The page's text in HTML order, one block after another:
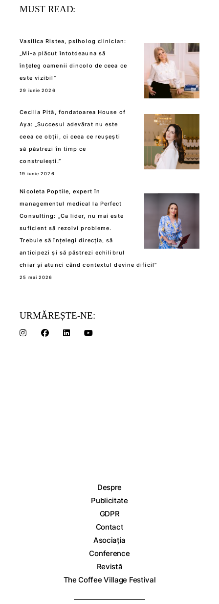
MUST READ:
Vasilica Ristea, psiholog clinician:
„Mi-a plăcut întotdeauna să
înțeleg oamenii dincolo de ceea ce
este vizibil”
29 iunie 2026
Cecilia Pită, fondatoarea House of
Aya: „Succesul adevărat nu este
ceea ce obții, ci ceea ce reușești
să păstrezi în timp ce
construiești.”
19 iunie 2026
Nicoleta Poptile, expert în
managementul medical la Perfect
Consulting: „Ca lider, nu mai este
suficient să rezolvi probleme.
Trebuie să înțelegi direcția, să
anticipezi și să păstrezi echilibrul
chiar și atunci când contextul devine dificil”
25 mai 2026
URMĂREȘTE-NE:
Despre
Publicitate
GDPR
Contact
Asociația
Conference
Revistă
The Coffee Village Festival